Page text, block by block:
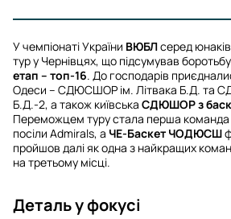
У чемпіонаті України ВЮБЛсеред юнаків
тур у Чернівцях, що підсумував боротьбу
етап – топ-16. До господарів
Одеси – СДЮСШОР ім. Літвака Б.Д. та
Б.Д.-2, а також київська СДЮШОР з
Переможцем туру стала перша команда
посіли Admirals, а ЧЕ-Баскет ЧОДЮСШ
пройшов далі як одна з найкращих
на третьому місці.
Деталь у фокусі